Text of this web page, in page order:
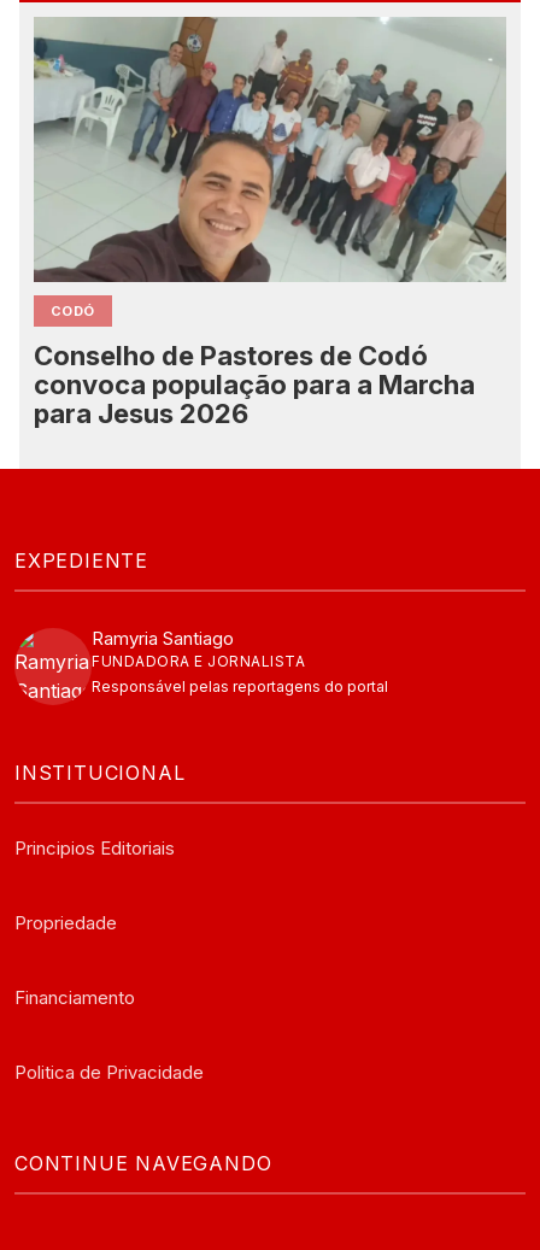
CODÓ
Conselho de Pastores de Codó
convoca população para a Marcha
para Jesus 2026
EXPEDIENTE
Ramyria Santiago
FUNDADORA E JORNALISTA
Responsável pelas reportagens do portal
INSTITUCIONAL
Principios Editoriais
Propriedade
Financiamento
Politica de Privacidade
CONTINUE NAVEGANDO